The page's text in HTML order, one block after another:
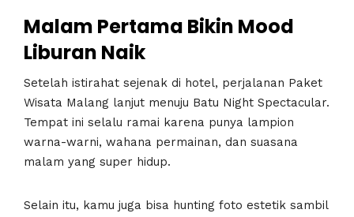
Malam Pertama Bikin Mood
Liburan Naik
Setelah istirahat sejenak di hotel, perjalanan Paket
Wisata Malang lanjut menuju Batu Night Spectacular.
Tempat ini selalu ramai karena punya lampion
warna-warni, wahana permainan, dan suasana
malam yang super hidup.
Selain itu, kamu juga bisa hunting foto estetik sambil